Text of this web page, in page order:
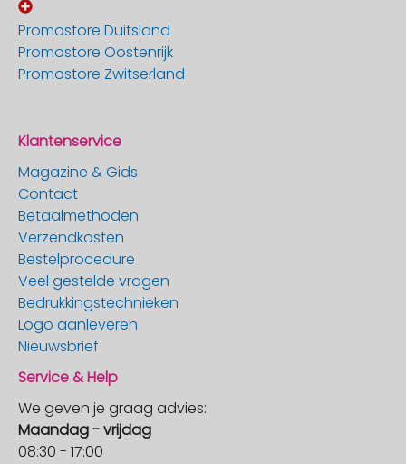
Promostore Duitsland
Promostore Oostenrijk
Promostore Zwitserland
Klantenservice
Magazine & Gids
Contact
Betaalmethoden
Verzendkosten
Bestelprocedure
Veel gestelde vragen
Bedrukkingstechnieken
Logo aanleveren
Nieuwsbrief
Service & Help
We geven je graag advies:
Maandag - vrijdag
08:30 - 17:00